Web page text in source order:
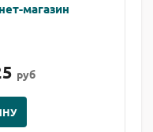
магазин
руб